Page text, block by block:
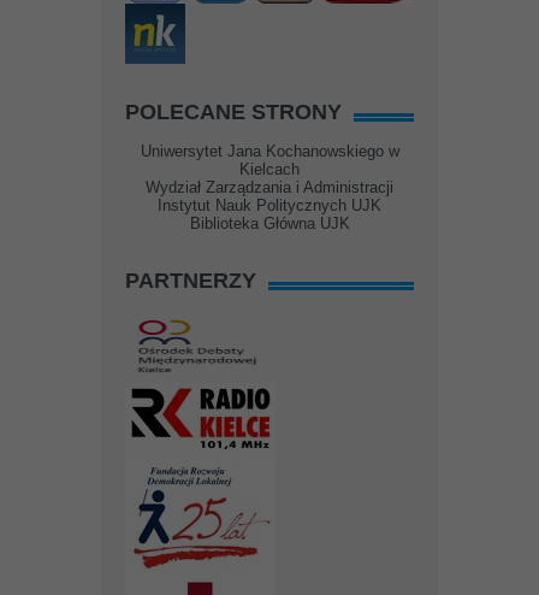
POLECANE STRONY
Uniwersytet Jana Kochanowskiego w
Kielcach
Wydział Zarządzania i Administracji
Instytut Nauk Politycznych UJK
Biblioteka Główna UJK
PARTNERZY